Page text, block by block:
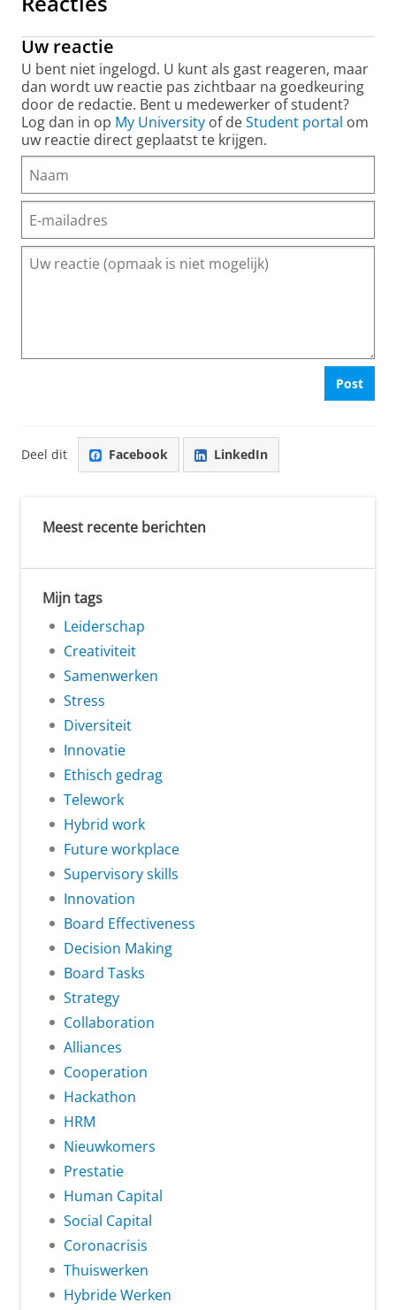
Uw reactie
U bent niet ingelogd. U kunt als gast reageren, maar
dan wordt uw reactie pas zichtbaar na goedkeuring
door de redactie. Bent u medewerker of student?
Log dan in op My University of deStudent portal om
uw reactie direct geplaatst te krijgen.
Post
Deel dit Facebook LinkedIn
Meest recente berichten
Mijn tags
Leiderschap
Creativiteit
Samenwerken
Stress
Diversiteit
Innovatie
Ethisch gedrag
Telework
Hybrid work
Future workplace
Supervisory skills
Innovation
Board Effectiveness
Decision Making
Board Tasks
Strategy
Collaboration
Alliances
Cooperation
Hackathon
HRM
Nieuwkomers
Prestatie
Human Capital
Social Capital
Coronacrisis
Thuiswerken
Hybride Werken